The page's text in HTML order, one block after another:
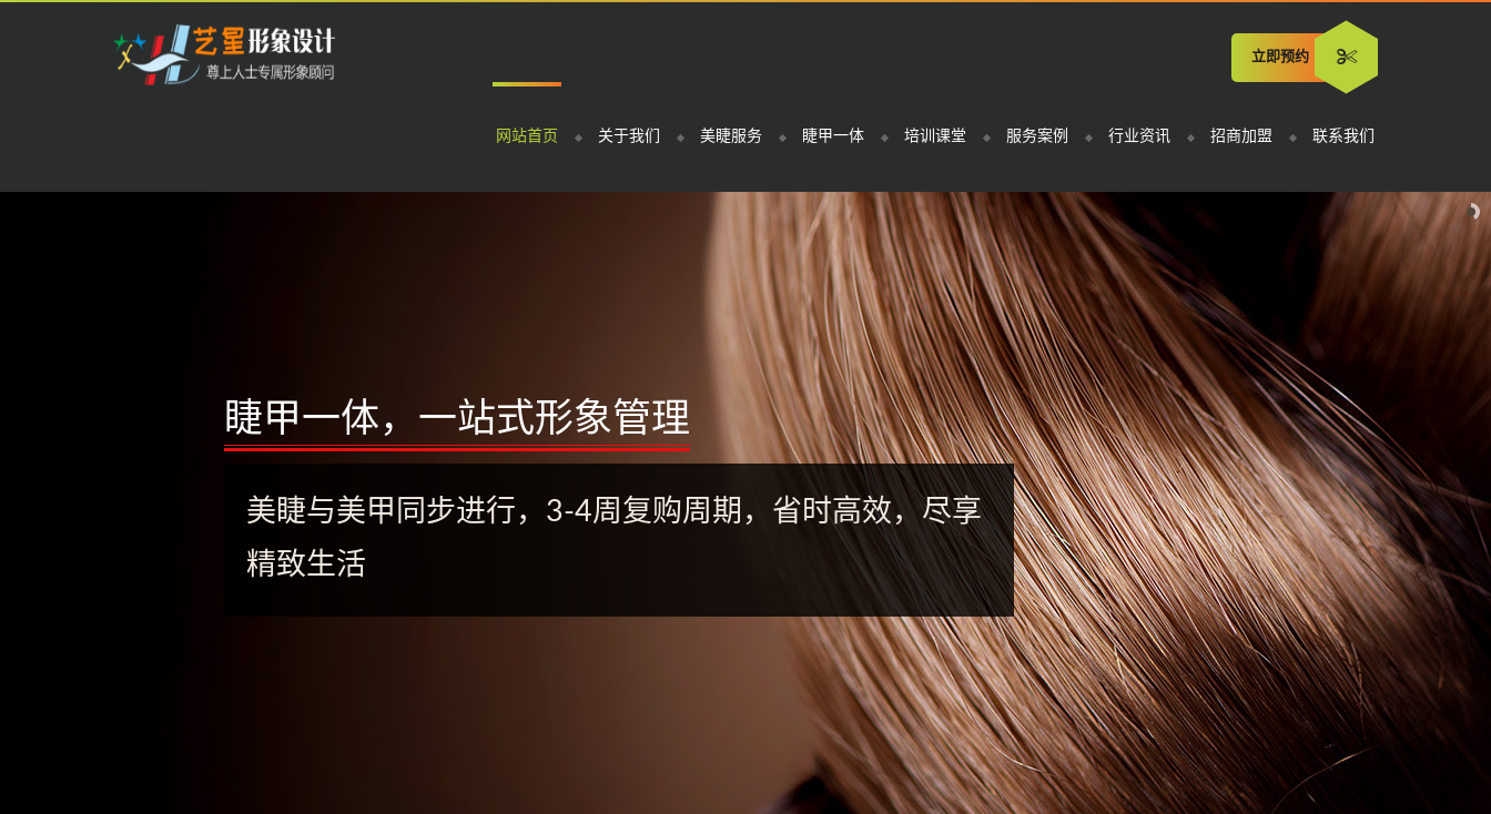
立即预约
网站首页 关于我们 美睫服务 睫甲一体 培训课堂 服务案例 行业资讯 招商加盟 联系我们
睫甲一体，一站式形象管理
美睫与美甲同步进行，3-4周复购周期，省时高效，尽享
精致生活